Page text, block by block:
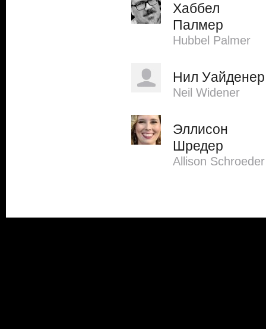
Хаббел
Палмер
Hubbel Palmer
Нил Уайденер
Neil Widener
Эллисон
Шредер
Allison Schroeder